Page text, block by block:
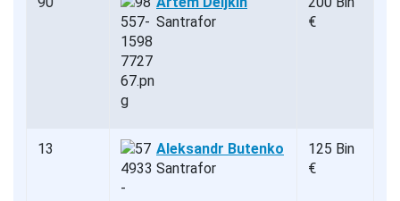
Santrafor
€
13
Aleksandr Butenko
Santrafor
125 Bin
€